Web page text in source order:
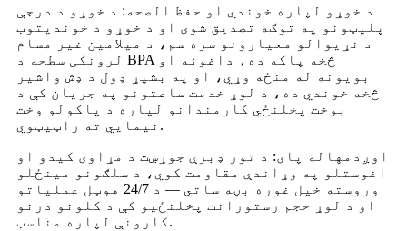
د خوړو لپاره خوندي او حفظ الصحه: د خوړو د درجې
پلیټونو په توګه تصدیق شوی او د خوړو د خوندیتوب
د نړیوالو معیارونو سره سم، د میلامین غیر مسام
لرونکی سطحه د BPA څخه پاکه ده، داغونه او
بویونه له منځه وړي، او په بشپړ ډول د ډش واشیر
څخه خوندي ده، د لوړ خدمت ساعتونو په جریان کې د
بوخت پخلنځي کارمندانو لپاره د پاکولو وخت
نیمایي ته راټیټوي.
اوږدمهاله پای: د تور ډبرې جوړښت د مړاوی کیدو او
اغوستلو په وړاندې مقاومت کوي، د سلګونو مینځلو
وروسته خپل غوره بڼه ساتي — د 24/7 هوټل عملیاتو
او د لوړ حجم رستورانت پخلنځیو کې د کلونو درنو
کارونې لپاره مناسب.